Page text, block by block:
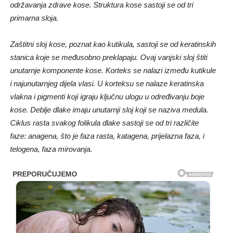
održavanja zdrave kose. Struktura kose sastoji se od tri
primarna sloja.
Zaštitni sloj kose, poznat kao kutikula, sastoji se od keratinskih
stanica koje se međusobno preklapaju. Ovaj vanjski sloj štiti
unutarnje komponente kose. Korteks se nalazi između kutikule
i najunutarnjeg dijela vlasi. U korteksu se nalaze keratinska
vlakna i pigmenti koji igraju ključnu ulogu u određivanju boje
kose. Deblje dlake imaju unutarnji sloj koji se naziva medula.
Ciklus rasta svakog folikula dlake sastoji se od tri različite
faze: anagena, što je faza rasta, katagena, prijelazna faza, i
telogena, faza mirovanja.